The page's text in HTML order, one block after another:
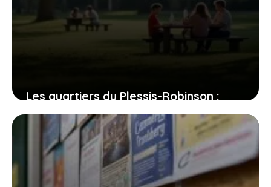
Les quartiers du Plessis-Robinson :
entre dynamisme et quiétude, où
poser vos valises ?
31 juillet 2026